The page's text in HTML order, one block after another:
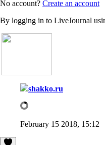
No account? Create an account
By logging in to LiveJournal
shakko.ru
February 15 2018, 15:12